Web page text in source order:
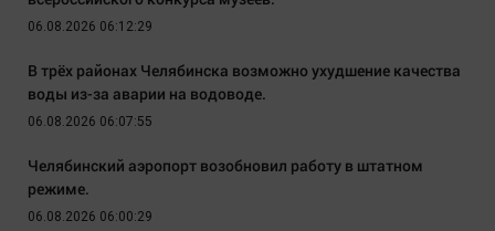
06.08.2026 06:12:29
В трёх районах Челябинска возможно ухудшение качества
воды из-за аварии на водоводе.
06.08.2026 06:07:55
Челябинский аэропорт возобновил работу в штатном
режиме.
06.08.2026 06:00:29